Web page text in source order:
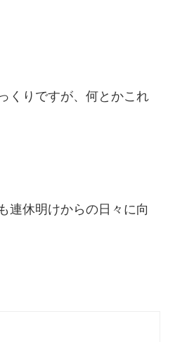
くりですが、何とかこれ
連休明けからの日々に向